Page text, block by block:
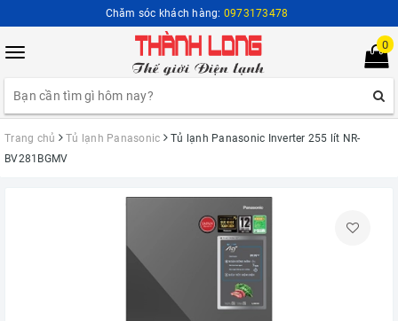
Chăm sóc khách hàng: 0973173478
Toggle
0
Trang chủ Tủ lạnh Panasonic
Tủ lạnh Panasonic Inverter 255 lít NR-
BV281BGMV